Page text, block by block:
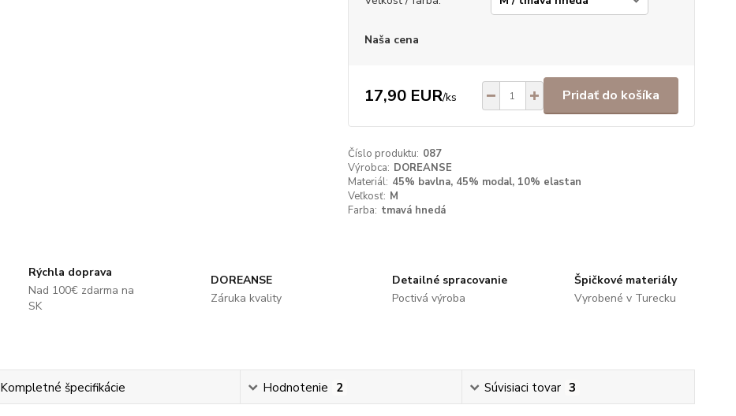
Naša cena
17,90 EUR/ks Pridať do košíka
Číslo produktu: 087
Výrobca: DOREANSE
Materiál: 45% bavlna, 45% modal, 10% elastan
Veľkosť: M
Farba: tmavá hnedá
Rýchla doprava
Nad 100€ zdarma na
SK
DOREANSE
Záruka kvality
Detailné spracovanie
Poctivá výroba
Špičkové materiály
Vyrobené v Turecku
Kompletné špecifikácie Hodnotenie 2 Súvisiaci tovar 3